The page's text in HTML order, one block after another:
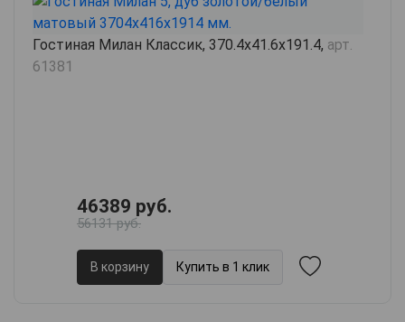
Гостиная Милан Классик, 370.4х41.6х191.4, арт.
61381
46389 руб.
56131 руб.
В корзину Купить в 1 клик